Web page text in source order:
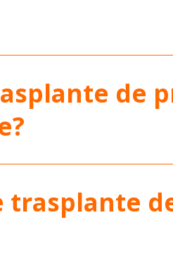
de
trasplante